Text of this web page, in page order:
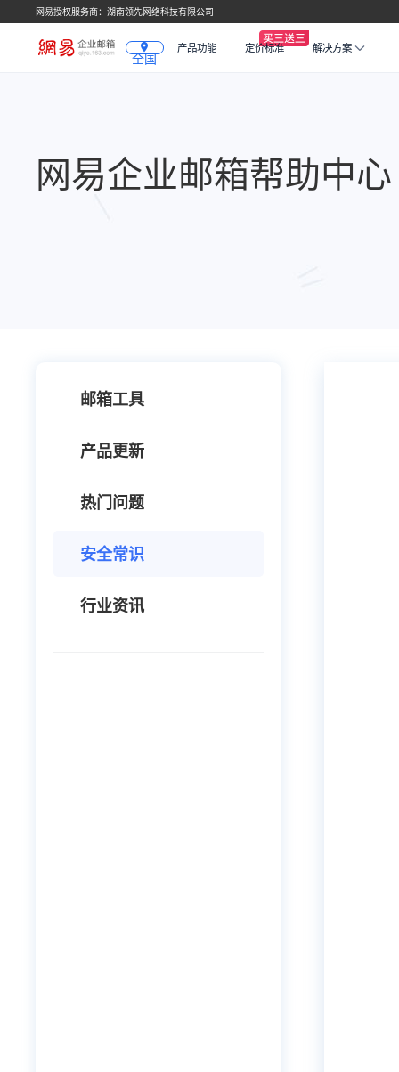
网易授权服务商：湖南领先网络科技有限公司
全国
产品功能 定价标准 解决方案
网易企业邮箱帮助中心
邮箱工具
产品更新
热门问题
安全常识
行业资讯